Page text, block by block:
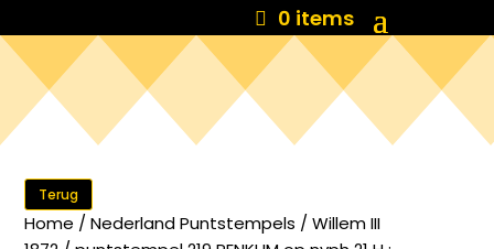
0 items
Terug
Home /Nederland Puntstempels /Willem III